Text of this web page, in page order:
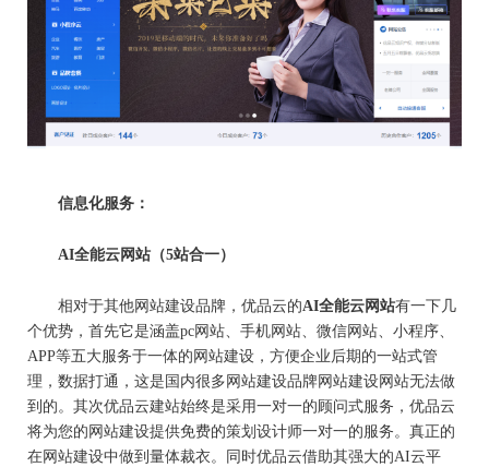
信息化服务：
AI全能云网站 （5站合一）
相对于其他网站建设品牌，优品云的AI全能云网站有一下几
个优势，首先它是涵盖pc网站、手机网站、微信网站、小程序、
APP等五大服务于一体的网站建设，方便企业后期的一站式管
理，数据打通，这是国内很多网站建设品牌网站建设网站无法做
到的。其次优品云建站始终是采用一对一的顾问式服务，优品云
将为您的网站建设提供免费的策划设计师一对一的服务。真正的
在网站建设中做到量体裁衣。同时优品云借助其强大的AI云平